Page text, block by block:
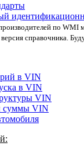
по WMI
справочника.
в VIN
в VIN
VIN
суммы VIN